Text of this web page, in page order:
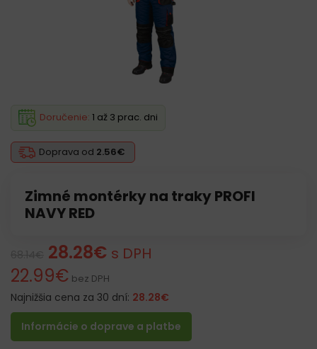
Zimné montérky na traky PROFI
NAVY RED
Doprava od 2.56€
Doručenie: 1 až 3 prac. dni
28.28€ s DPH
22.99€ bez DPH
Najnižšia cena za 30 dní: 28.28€
Informácie o doprave a platbe